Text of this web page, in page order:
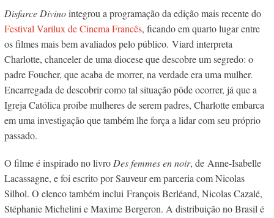
Disfarce Divinointegrou a programação da edição mais recente do
Festival Varilux de Cinema Francês, ficando em quarto lugar entre
os filmes mais bem avaliados pelo público. Viard interpreta
Charlotte, chanceler de uma diocese que descobre um segredo: o
padre Foucher, que acaba de morrer, na verdade era uma mulher.
Encarregada de descobrir como tal situação pôde ocorrer, já que a
Igreja Católica proíbe mulheres de serem padres, Charlotte embarca
em uma investigação que também lhe força a lidar com seu próprio
passado.
O filme é inspirado no livro Des femmes en noir, de Anne-Isabelle
Lacassagne, e foi escrito por Sauveur em parceria com Nicolas
Silhol. O elenco também inclui François Berléand, Nicolas Cazalé,
Stéphanie Michelini e Maxime Bergeron. A distribuição no Brasil é